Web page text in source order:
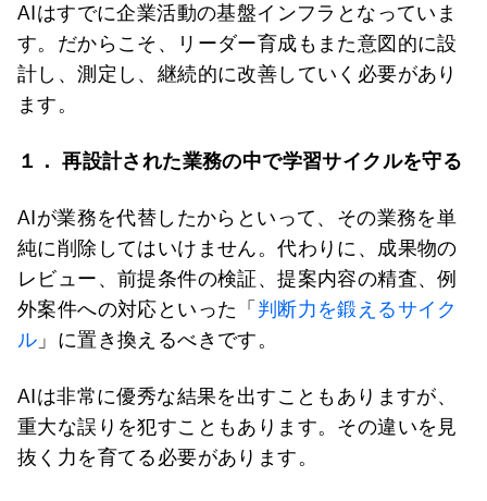
AIはすでに企業活動の基盤インフラとなっていま
す。だからこそ、リーダー育成もまた意図的に設
計し、測定し、継続的に改善していく必要があり
ます。
１． 再設計された業務の中で学習サイクルを守る
AIが業務を代替したからといって、その業務を単
純に削除してはいけません。代わりに、成果物の
レビュー、前提条件の検証、提案内容の精査、例
外案件への対応といった「 判断力を鍛えるサイク
ル 」に置き換えるべきです。
AIは非常に優秀な結果を出すこともありますが、
重大な誤りを犯すこともあります。その違いを見
抜く力を育てる必要があります。